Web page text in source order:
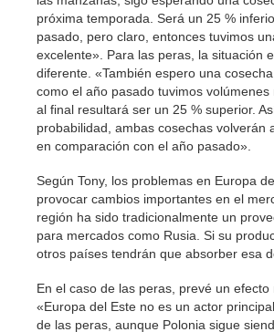
próxima temporada. Será un 25 %
pasado, pero claro, entonces tuvimos
excelente». Para las peras, la situación
diferente. «También espero una
como el año pasado tuvimos volúmenes
al final resultará ser un 25 % superior.
probabilidad, ambas cosechas volverán
en comparación con el año pasado».
Según Tony, los problemas en Europa
provocar cambios importantes en el
región ha sido tradicionalmente un
para mercados como Rusia. Si su
otros países tendrán que absorber esa
En el caso de las peras, prevé un efecto
«Europa del Este no es un actor
de las peras, aunque Polonia sigue